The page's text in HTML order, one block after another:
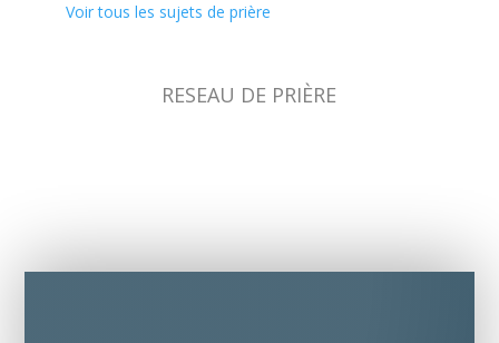
Voir tous les sujets de prière
RESEAU DE PRIÈRE